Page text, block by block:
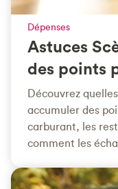
Dépenses
Astuces
des points
Découvrez
accumuler des
carburant, les
comment les